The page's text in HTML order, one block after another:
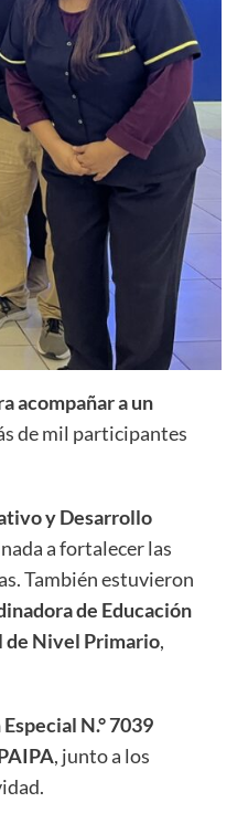
acompañar a un
de mil participantes
y Desarrollo
a fortalecer las
También estuvieron
de Educación
de Nivel Primario,
N.° 7039
, junto a los